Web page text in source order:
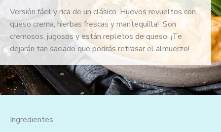
a
l
o
r
a
d
o
c
Versión fácil y rica de un clásico. Huevos revueltos con
queso crema, hierbas frescas y mantequilla! Son
cremosos, jugosos y están repletos de queso. ¡Te
dejarán tan saciado que podrás retrasar el almuerzo!
Ingredientes